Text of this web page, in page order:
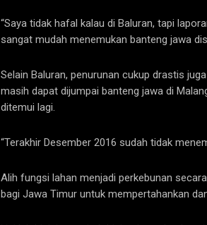
“Saya tidak hafal kalau di Baluran, tapi
sangat mudah menemukan banteng jawa
Selain Baluran, penurunan cukup drastis
masih dapat dijumpai banteng jawa di
ditemui lagi.
“Terakhir Desember 2016 sudah tidak
Alih fungsi lahan menjadi perkebunan
bagi Jawa Timur untuk mempertahankan